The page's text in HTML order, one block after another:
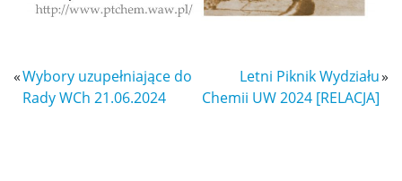
Doktoraty wdrożeniowe
«Wybory uzupełniające do
Rady WCh 21.06.2024
Letni Piknik Wydziału
Chemii UW 2024 [RELACJA]
»